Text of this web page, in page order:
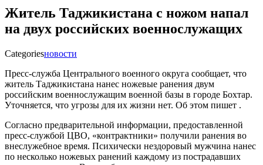
Житель Таджикистана с ножом напал
на двух российских военнослужащих
Categoriesновости
Пресс-служба Центрального военного округа сообщает, что
житель Таджикистана нанес ножевые ранения двум
российским военнослужащим военной базы в городе Бохтар.
Уточняется, что угрозы для их жизни нет. Об этом пишет .
Согласно предварительной информации, предоставленной
пресс-службой ЦВО, «контрактники» получили ранения во
внеслужебное время. Психически нездоровый мужчина нанес
по несколько ножевых ранений каждому из пострадавших